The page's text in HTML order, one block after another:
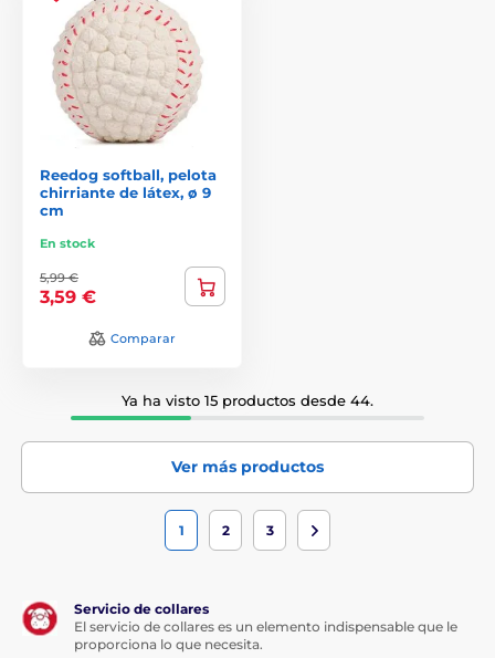
Reedog softball, pelota
chirriante de látex, ø 9
cm
En stock
5,99 €
3,59 €
Comparar
Ya ha visto 15 productos desde 44.
Ver más productos
1 2 3
Servicio de collares
El servicio de collares es un elemento indispensable que le
proporciona lo que necesita.